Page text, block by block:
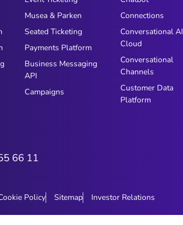
Musea & Parken
Seated Ticketing
Payments Platform
Business Messaging
API
Campaigns
Connections
Conversational AI
Cloud
Conversational
Channels
Customer Data
Platform
66 11
Policy Sitemap Investor Relations